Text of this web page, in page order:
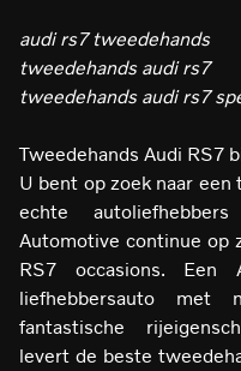
audi rs7 tweedehands
tweedehands audi rs7
tweedehands audi rs7
Tweedehands Audi RS7
U bent op zoek naar een
echte
Automotive continue op
RS7 occasions.
liefhebbersauto
fantastische
levert de beste